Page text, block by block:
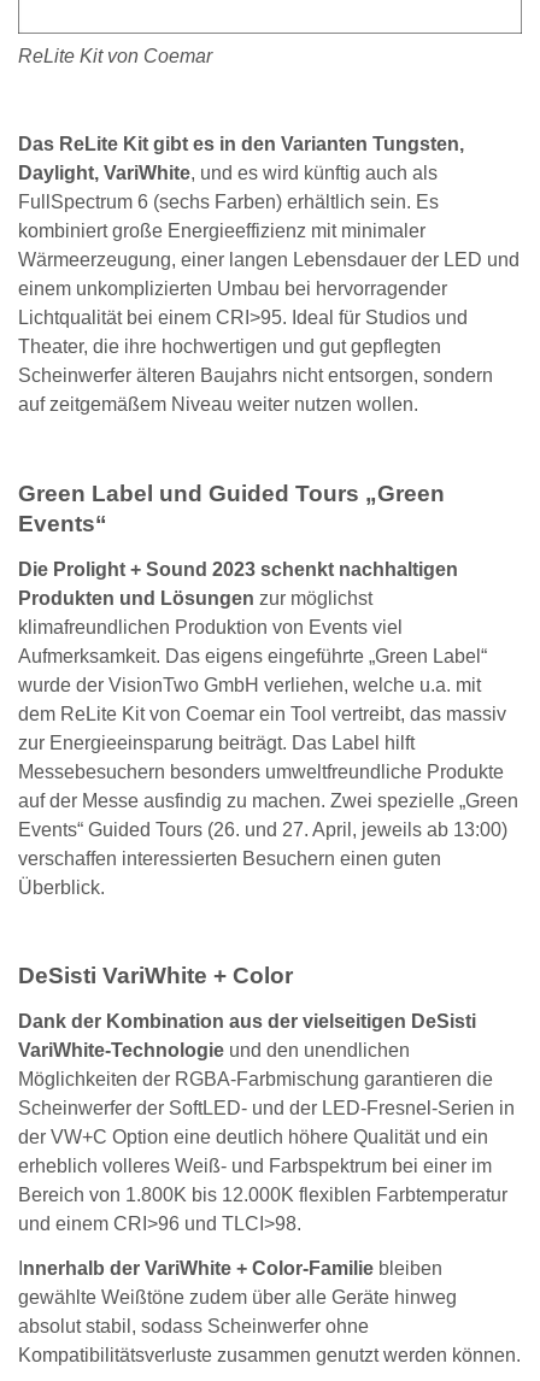
ReLite Kit von Coemar
Das ReLite Kit gibt es in den Varianten Tungsten,
Daylight, VariWhite, und es wird künftig auch als
FullSpectrum 6 (sechs Farben) erhältlich sein. Es
kombiniert große Energieeffizienz mit minimaler
Wärmeerzeugung, einer langen Lebensdauer der LED und
einem unkomplizierten Umbau bei hervorragender
Lichtqualität bei einem CRI>95. Ideal für Studios und
Theater, die ihre hochwertigen und gut gepflegten
Scheinwerfer älteren Baujahrs nicht entsorgen, sondern
auf zeitgemäßem Niveau weiter nutzen wollen.
Green Label und Guided Tours „Green
Events“
Die Prolight + Sound 2023 schenkt nachhaltigen
Produkten und Lösungen zur möglichst
klimafreundlichen Produktion von Events viel
Aufmerksamkeit. Das eigens eingeführte „Green Label“
wurde der VisionTwo GmbH verliehen, welche u.a. mit
dem ReLite Kit von Coemar ein Tool vertreibt, das massiv
zur Energieeinsparung beiträgt. Das Label hilft
Messebesuchern besonders umweltfreundliche Produkte
auf der Messe ausfindig zu machen. Zwei spezielle „Green
Events“ Guided Tours (26. und 27. April, jeweils ab 13:00)
verschaffen interessierten Besuchern einen guten
Überblick.
DeSisti VariWhite + Color
Dank der Kombination aus der vielseitigen DeSisti
VariWhite-Technologie und den unendlichen
Möglichkeiten der RGBA-Farbmischung garantieren die
Scheinwerfer der SoftLED- und der LED-Fresnel-Serien in
der VW+C Option eine deutlich höhere Qualität und ein
erheblich volleres Weiß- und Farbspektrum bei einer im
Bereich von 1.800K bis 12.000K flexiblen Farbtemperatur
und einem CRI>96 und TLCI>98.
nnerhalb der VariWhite + Color-Familie bleiben
gewählte Weißtöne zudem über alle Geräte hinweg
absolut stabil, sodass Scheinwerfer ohne
Kompatibilitätsverluste zusammen genutzt werden können.